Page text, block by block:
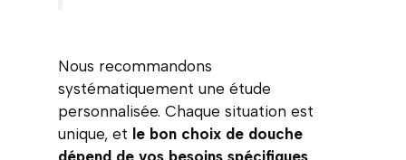
Nous recommandons
systématiquement une étude
personnalisée. Chaque situation est
unique, et le bon choix de douche